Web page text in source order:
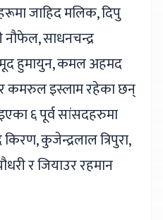
जाहिद मलिक, दिपु
नौफेल, साधनचन्द्र
हुमायुन, कमल अहमद
कमरुल इस्लाम रहेका छन्
६ पूर्व सांसदहरुमा
कुजेन्द्रलाल त्रिपुरा,
र जियाउर रहमान